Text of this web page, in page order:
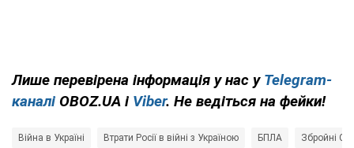
Лише перевірена інформація у нас у Telegram-
каналі OBOZ.UA і Viber. Не ведіться на фейки!
Війна в Україні Втрати Росії в війні з Україною БПЛА Збройні